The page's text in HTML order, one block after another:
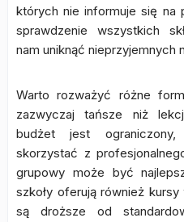
których nie informuje się na
sprawdzenie wszystkich
nam uniknąć nieprzyjemnych
Warto rozważyć różne
zazwyczaj tańsze niż
budżet jest
skorzystać z
grupowy może być
szkoły oferują również
są droższe od